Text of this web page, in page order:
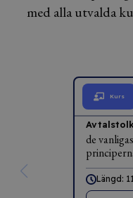
med alla utvalda
Kurs
de
Längd: